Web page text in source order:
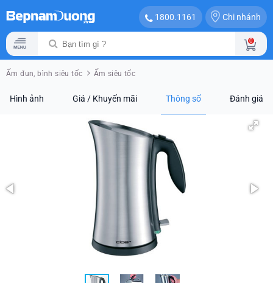
1800.1161 Chi nhánh
0
Ấm đun, bình siêu tốc Ấm siêu tốc
Hình ảnh Giá / Khuyến mãi Thông số Đánh giá